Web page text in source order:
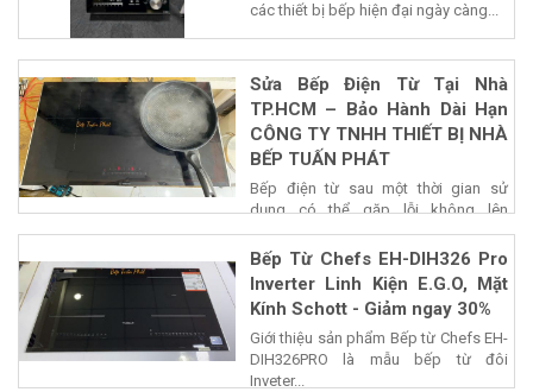
các thiết bị bếp hiện đại ngày càng...
Sửa Bếp Điện Từ Tại Nhà
TP.HCM – Bảo Hành Dài Hạn
CÔNG TY TNHH THIẾT BỊ NHÀ
BẾP TUẤN PHÁT
Bếp điện từ sau một thời gian sử
dụng có thể gặp lỗi không lên
nguồn,...
Bếp Từ Chefs EH-DIH326 Pro
Inverter Linh Kiện E.G.O, Mặt
Kính Schott - Giảm ngay 30%
Giới thiệu sản phẩm Bếp từ Chefs EH-
DIH326PRO là mẫu bếp từ đôi
Inveter...